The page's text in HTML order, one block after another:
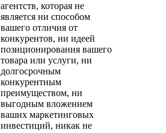
агентств, которая не
является ни способом
вашего отличия от
конкурентов, ни идеей
позиционирования вашего
товара или услуги, ни
долгосрочным
конкурентным
преимуществом, ни
выгодным вложением
ваших маркетинговых
инвестиций, никак не